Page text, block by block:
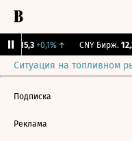
115,3 +0,1%↑ CNY Бирж.
Ситуация на топливном
Подписка
Реклама